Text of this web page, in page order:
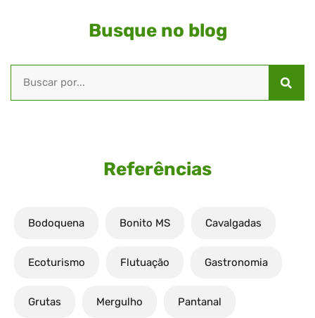
Busque no blog
Referências
Bodoquena Bonito MS Cavalgadas
Ecoturismo Flutuação Gastronomia
Grutas Mergulho Pantanal